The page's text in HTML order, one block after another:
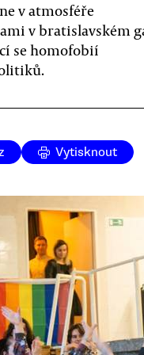
v atmosféře
v bratislavském
se homofobií
Vytisknout